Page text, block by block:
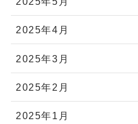
2025年4月
2025年3月
2025年2月
2025年1月